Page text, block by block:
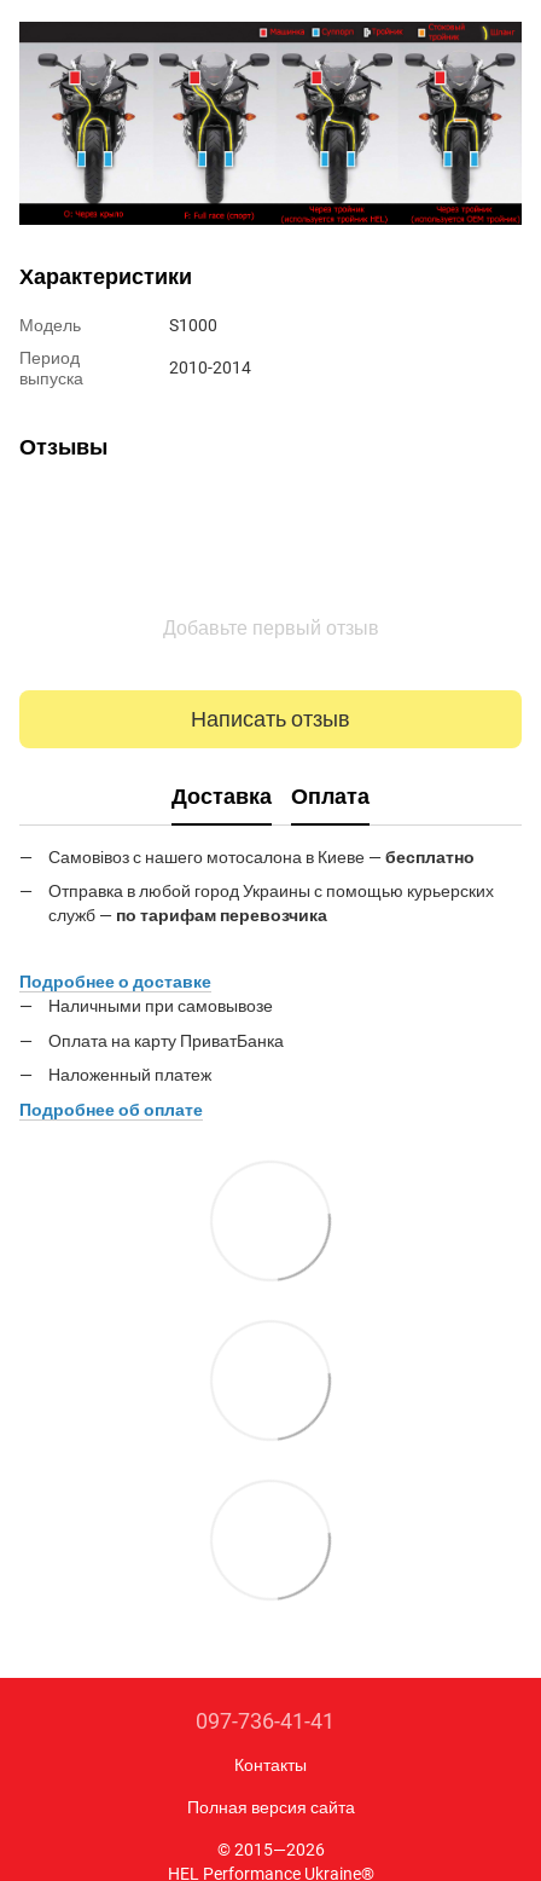
Характеристики
Модель
S1000
Период
выпуска
2010-2014
Отзывы
Добавьте первый отзыв
Написать отзыв
Доставка Оплата
Самовівоз с нашего мотосалона в Киеве —бесплатно
Отправка в любой город Украины с помощью курьерских
служб — по тарифам перевозчика
Подробнее о доставке
Наличными при самовывозе
Оплата на карту ПриватБанка
Наложенный платеж
Подробнее об оплате
097-736-41-41
Контакты
Полная версия сайта
© 2015—2026
HEL Performance Ukraine®